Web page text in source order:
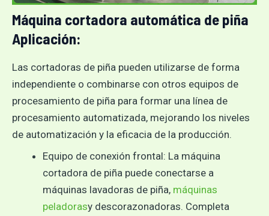
Máquina cortadora automática de piña
Aplicación:
Las cortadoras de piña pueden utilizarse de forma
independiente o combinarse con otros equipos de
procesamiento de piña para formar una línea de
procesamiento automatizada, mejorando los niveles
de automatización y la eficacia de la producción.
Equipo de conexión frontal: La máquina
cortadora de piña puede conectarse a
máquinas lavadoras de piña, máquinas
peladorasy descorazonadoras. Completa